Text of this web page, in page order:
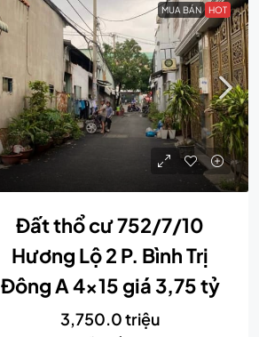
MUA BÁN HOT
Đất thổ cư 752/7/10
Hương Lộ 2 P. Bình Trị
Đông A 4×15 giá 3,75 tỷ
3,750.0 triệu